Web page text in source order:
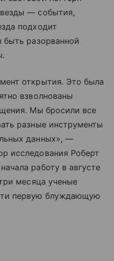
— события,
подходит
быть разорванной
открытия. Это была
взволнованы
Мы бросили все
разные инструменты
данных», —
исследования Роберт
работу в августе
месяца ученые
первую блуждающую